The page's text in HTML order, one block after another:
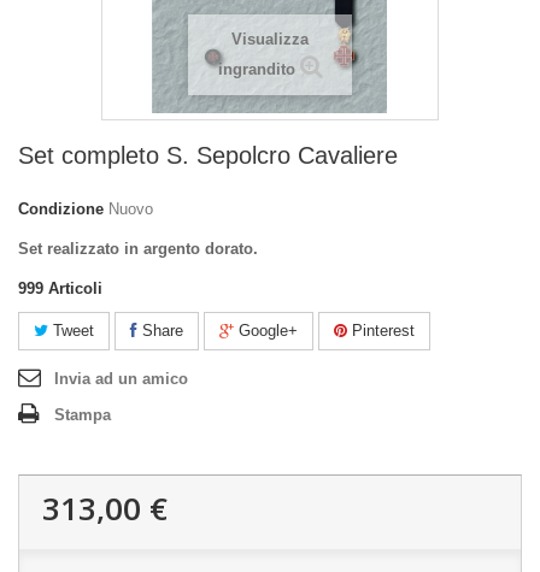
Visualizza
ingrandito
Set completo S. Sepolcro Cavaliere
Condizione Nuovo
Set realizzato in argento dorato.
999 Articoli
Tweet Share Google+ Pinterest
Invia ad un amico
Stampa
313,00 €